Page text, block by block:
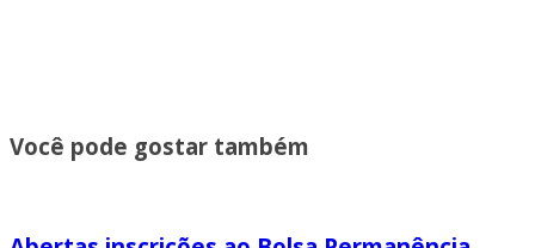
Você pode gostar também